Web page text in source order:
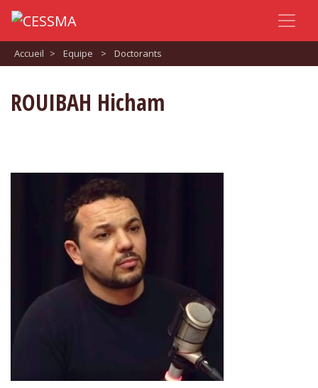
Accueil > Equipe > Doctorants
ROUIBAH Hicham